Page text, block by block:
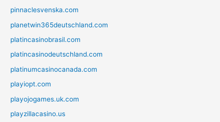
pinnaclesvenska.com
planetwin365deutschland.com
platincasinobrasil.com
platincasinodeutschland.com
platinumcasinocanada.com
playiopt.com
playojogames.uk.com
playzillacasino.us